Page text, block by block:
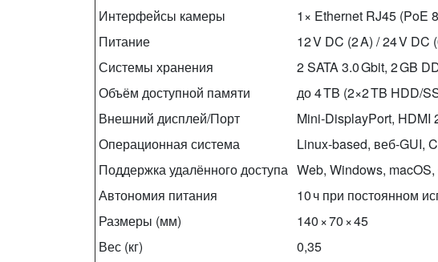
Интерфейсы камеры
1× Ethernet RJ45 (PoE
Питание
12 V DC (2 A) / 24 V DC
Системы хранения
2 SATA 3.0 Gbit, 2 GB
Объём доступной памяти
до 4 TB (2×2 TB HDD/
Внешний дисплей/Порт
Mini‑DisplayPort, HDMI
Операционная система
Linux‑based, веб‑GUI,
Поддержка удалённого доступа Web, Windows,
Автономия питания
10 ч при постоянном
Размеры (мм)
140 × 70 × 45
Вес (кг)
0,35